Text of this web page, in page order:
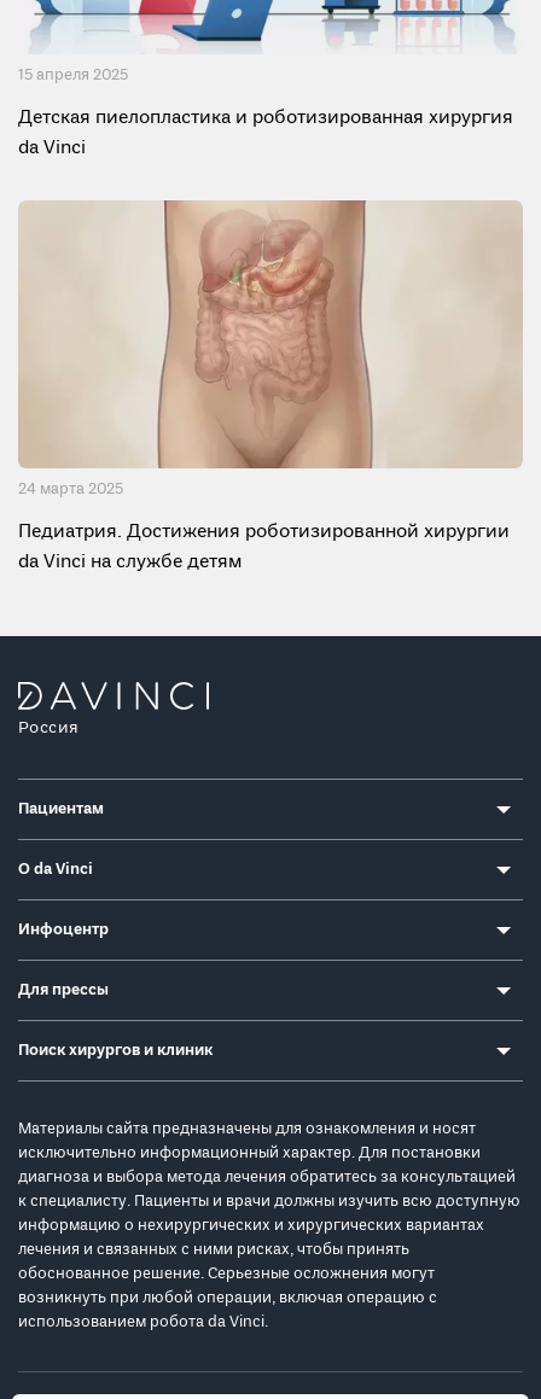
15 апреля 2025
Детская пиелопластика и роботизированная хирургия
da Vinci
24 мартa 2025
Педиатрия. Достижения роботизированной хирургии
da Vinci на службе детям
Россия
Пациентам
О da Vinci
Инфоцентр
Для прессы
Поиск хирургов и клиник
Материалы сайта предназначены для ознакомления и носят
исключительно информационный характер. Для постановки
диагноза и выбора метода лечения обратитесь за консультацией
к специалисту. Пациенты и врачи должны изучить всю доступную
информацию о нехирургических и хирургических вариантах
лечения и связанных с ними рисках, чтобы принять
обоснованное решение. Серьезные осложнения могут
возникнуть при любой операции, включая операцию с
использованием робота da Vinci.